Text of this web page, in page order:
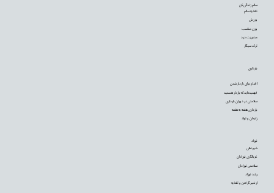
نوزاد
شیردهی
غربالگری نوزادان
سلامتی نوزادان
رشد نوزاد
از شیر گرفتن و تغذیه
بارداری
اقدام برای باردار شدن
فهمیده‌اید که باردار هستید
سلامتی در دوران بارداری
بارداری هفته به هفته
زایمان و تولد
سالم زندگی کن
تغذیه سالم
ورزش
وزن مناسب
مدیریت درد
ترک سیگار